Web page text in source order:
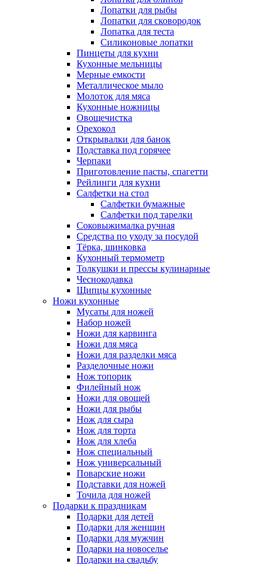
Лопатки для рыбы
Лопатки для сковородок
Лопатка для теста
Силиконовые лопатки
Пинцеты для кухни
Кухонные мельницы
Мерные емкости
Металлическое мыло
Молоток для мяса
Кухонные ножницы
Овощечистка
Орехокол
Открывалки для банок
Подставка под горячее
Черпаки
Приготовление пасты, спагетти
Рейлинги для кухни
Салфетки на стол
Салфетки бумажные
Салфетки под тарелки
Соковыжималка ручная
Средства по уходу за посудой
Тëрка, шинковка
Кухонный термометр
Толкушки и прессы кулинарные
Чеснокодавка
Щипцы кухонные
Ножи кухонные
Мусаты для ножей
Набор ножей
Ножи для карвинга
Ножи для мяса
Ножи для разделки мяса
Разделочные ножи
Нож топорик
Филейный нож
Ножи для овощей
Ножи для рыбы
Нож для сыра
Нож для торта
Нож для хлеба
Нож специальный
Нож универсальный
Поварские ножи
Подставки для ножей
Точила для ножей
Подарки к праздникам
Подарки для детей
Подарки для женщин
Подарки для мужчин
Подарки на новоселье
Подарки на свадьбу